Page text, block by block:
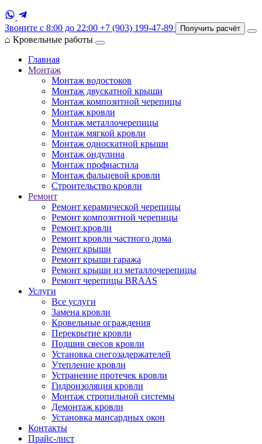
Звоните с 8:00 до 22:00 +7 (903) 199-47-89 Получить расчёт
⌂ Кровельные работы
Главная
Монтаж
Монтаж водостоков
Монтаж двускатной крыши
Монтаж композитной черепицы
Монтаж кровли
Монтаж металлочерепицы
Монтаж мягкой кровли
Монтаж односкатной крыши
Монтаж ондулина
Монтаж профнастила
Монтаж фальцевой кровли
Строительство кровли
Ремонт
Ремонт керамической черепицы
Ремонт композитной черепицы
Ремонт кровли
Ремонт кровли частного дома
Ремонт крыши
Ремонт крыши гаража
Ремонт крыши из металлочерепицы
Ремонт черепицы BRAAS
Услуги
Все услуги
Замена кровли
Кровельные ограждения
Перекрытие кровли
Подшив свесов кровли
Установка снегозадержателей
Утепление кровли
Устранение протечек кровли
Гидроизоляция кровли
Монтаж стропильной системы
Демонтаж кровли
Установка мансардных окон
Контакты
Прайс-лист